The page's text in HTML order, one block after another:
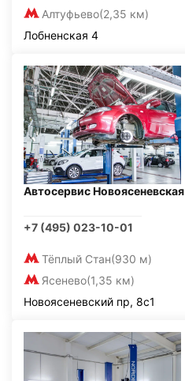
Алтуфьево(2,35 км)
Лобненская 4
Автосервис Новоясеневская
+7 (495) 023-10-01
Тёплый Стан(930 м)
Ясенево(1,35 км)
Новоясеневский пр, 8с1